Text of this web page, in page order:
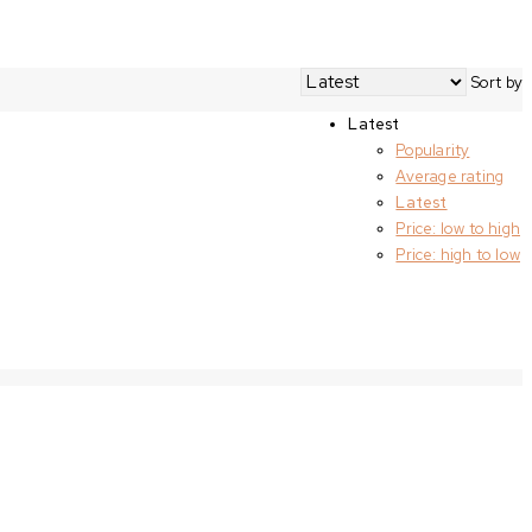
Sort by
Latest
Popularity
Average rating
Latest
Price: low to high
Price: high to low